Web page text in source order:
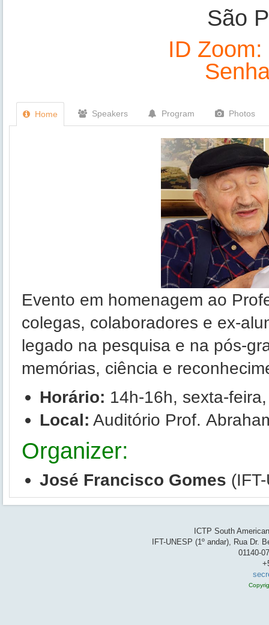
São
ID
Home Speakers Program Photos
Evento em homenagem ao
colegas, colaboradores e ex-
legado na pesquisa e na pós-
memórias, ciência e
Horário: 14h-16h, sexta-
Local: Auditório Prof.
Organizer:
José Francisco Gomes
ICTP South
IFT-UNESP (1º andar), Rua Dr.
01140-